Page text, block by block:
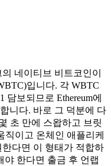
네이티브 비트코인이
입니다. 각 WBTC
보되므로 Ethereum에
니다. 바로 그 덕분에 다
초 만에 스왑하고 브릿
직이고 온체인 애플리케
다면 이 형태가 적합하
야 한다면 출금 후 언랩